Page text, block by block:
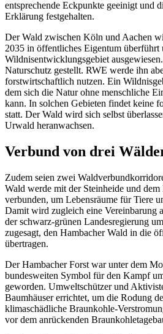
entsprechende Eckpunkte geeinigt und
Erklärung festgehalten.
Der Wald zwischen Köln und Aachen
2035 in öffentliches Eigentum überführt
Wildnisentwicklungsgebiet
Naturschutz gestellt. RWE werde ihn
forstwirtschaftlich nutzen. Ein
dem sich die Natur ohne menschliche
kann. In solchen Gebieten findet keine
statt. Der Wald wird sich selbst
Urwald heranwachsen.
Verbund von drei
Zudem seien zwei
Wald werde mit der Steinheide und
verbunden, um Lebensräume für Tiere
Damit wird zugleich eine Vereinbarung
der schwarz-grünen Landesregierung
zugesagt, den Hambacher Wald in die
übertragen.
Der Hambacher Forst war unter dem
bundesweiten Symbol für den Kampf
geworden. Umweltschützer und
Baumhäuser errichtet, um die Rodung
klimaschädliche Braunkohle-
vor dem anrückenden